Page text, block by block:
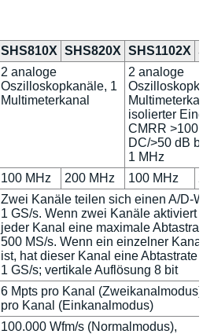
SHS810X SHS820X SHS1102X
2 analoge
Oszilloskopkanäle, 1
Multimeterkanal
2 analoge
isolierter
CMRR >100
DC/>50 dB
1 MHz
100 MHz 200 MHz 100 MHz
Zwei Kanäle teilen sich einen A/D-
1 GS/s. Wenn zwei Kanäle aktiviert
jeder Kanal eine maximale
500 MS/s. Wenn ein einzelner
ist, hat dieser Kanal eine Abtastrate
1 GS/s; vertikale Auflösung 8 bit
6 Mpts pro Kanal
pro Kanal (Einkanalmodus)
100.000 Wfm/s (Normalmodus),